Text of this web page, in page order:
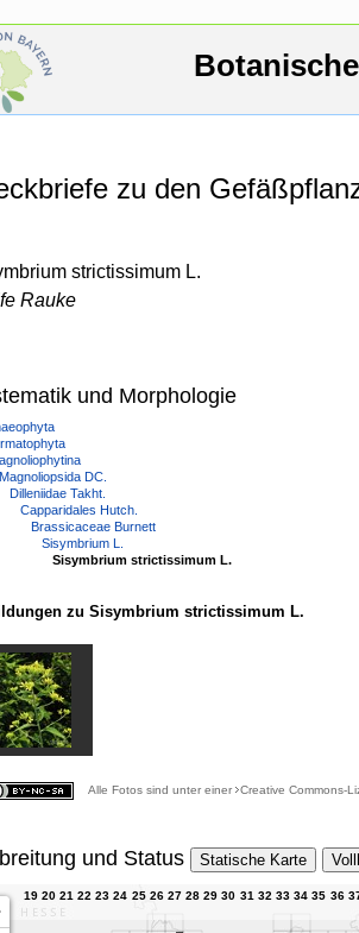
zu den
strictissimum L.
Rauke
und Morphologie
Magnoliopsida DC.
Dilleniidae Takht.
Capparidales Hutch.
Brassicaceae Burnett
Sisymbrium L.
Sisymbrium strictissimum L.
zu Sisymbrium strictissimum L.
Alle Fotos sind unter einer Creative Commons-
und Status Statische Karte